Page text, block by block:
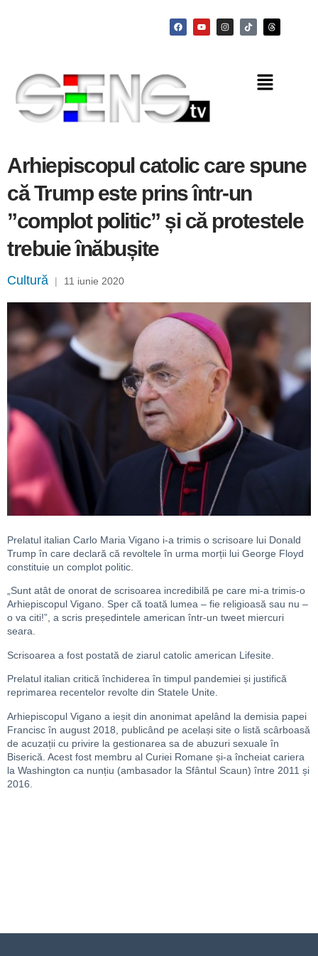
Arhiepiscopul catolic care spune
că Trump este prins într-un
”complot politic” și că protestele
trebuie înăbușite
Cultură | 11 iunie 2020
Prelatul italian Carlo Maria Vigano i-a trimis o scrisoare lui Donald
Trump în care declară că revoltele în urma morții lui George Floyd
constituie un complot politic.
„Sunt atât de onorat de scrisoarea incredibilă pe care mi-a trimis-o
Arhiepiscopul Vigano. Sper că toată lumea – fie religioasă sau nu –
o va citi!”, a scris președintele american într-un tweet miercuri
seara.
Scrisoarea a fost postată de ziarul catolic american Lifesite.
Prelatul italian critică închiderea în timpul pandemiei și justifică
reprimarea recentelor revolte din Statele Unite.
Arhiepiscopul Vigano a ieșit din anonimat apelând la demisia papei
Francisc în august 2018, publicând pe același site o listă scârboasă
de acuzații cu privire la gestionarea sa de abuzuri sexuale în
Biserică. Acest fost membru al Curiei Romane și-a încheiat cariera
la Washington ca nunțiu (ambasador la Sfântul Scaun) între 2011 și
2016.